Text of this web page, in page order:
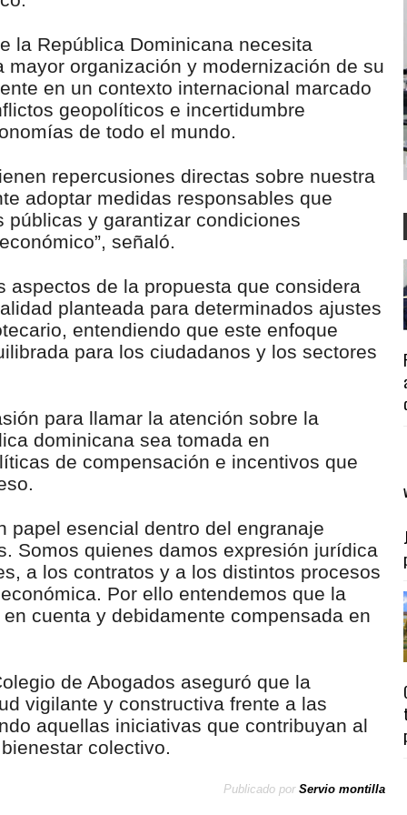
la República Dominicana necesita
organización y modernización de su
en un contexto internacional marcado
geopolíticos e incertidumbre
de todo el mundo.
repercusiones directas sobre nuestra
adoptar medidas responsables que
y garantizar condiciones
señaló.
aspectos de la propuesta que considera
planteada para determinados ajustes
entendiendo que este enfoque
para los ciudadanos y los sectores
para llamar la atención sobre la
dominicana sea tomada en
de compensación e incentivos que
papel esencial dentro del engranaje
Somos quienes damos expresión jurídica
a los contratos y a los distintos procesos
Por ello entendemos que la
cuenta y debidamente compensada en
de Abogados aseguró que la
vigilante y constructiva frente a las
aquellas iniciativas que contribuyan al
colectivo.
Publicado por Servio montilla